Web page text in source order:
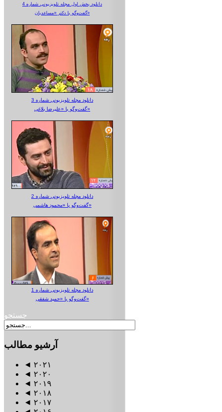
دانلود بخش اول مجله تلویزیونی شماره 4
گفت‌وگو با دکتر «مساعدیان»
دانلود مجله تلویزیونی شماره 3
گفت‌وگو با «علیرضا بلاغی»
دانلود مجله تلویزیونی شماره 2
گفت‌وگو با «محمود هاشمی»
دانلود مجله تلویزیونی شماره 1
گفت‌وگو با «حمید شفقی»
جستجو
آرشیو مطالب
◄ ۲۰۲۱
◄ ۲۰۲۰
◄ ۲۰۱۹
◄ ۲۰۱۸
◄ ۲۰۱۷